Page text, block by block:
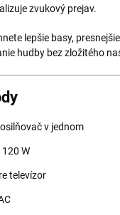
zvukový prejav.
lepšie basy,
hudby bez zložitého
v jednom
120 W
televízor